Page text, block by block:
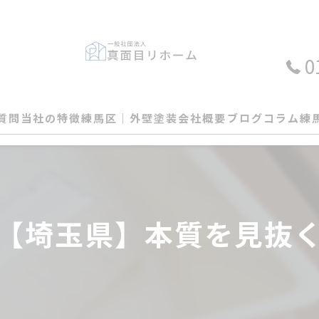
問 当社の特徴
塗装
練馬区│外壁塗装会社概要ブログコラム練
埼玉県】本質を見抜